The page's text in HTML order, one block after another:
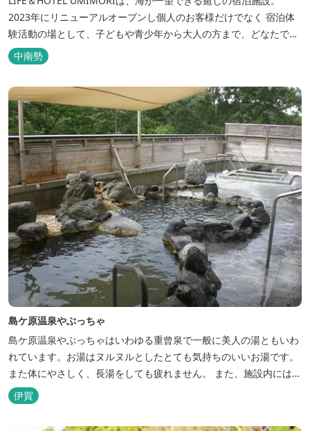
2023年にリニューアルオープンし個人のお客様だけでなく 宿泊体
験活動の場として、子どもや青少年から大人の方まで、どなたでも
ご利用いただけます。 ヨットやボート・カヤックをはじめとするマ
リンアクティビティや併設する海の乗馬倶楽部エルカバージョでの
乗馬体験が可能！ 小中学生や団体様向けに海の自然体験教室も開催
しています...
中南勢
島ケ原温泉やぶっちゃ
島ケ原温泉やぶっちゃはいわゆる重曾泉で一般に美人の湯ともいわ
れています。お湯はヌルヌルとしたとても気持ちのいいお湯です。
また体にやさしく、長湯をしても疲れません。 また、施設内にはオ
ートキャンプ場、デイキャンプ場、テニスコート、水遊び場（夏季
限定）、こんにゃくやパン作りの体験できる工房などがあります。
伊賀